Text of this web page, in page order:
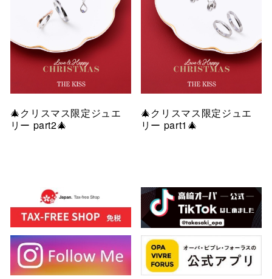
🎄クリスマス限定ジュエ
リー part2🎄
🎄クリスマス限定ジュエ
リー part1🎄